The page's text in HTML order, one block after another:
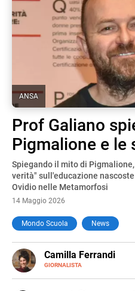
ANSA
Prof Galiano
Pigmalione e le
Spiegando il mito di
verità" sull'educazione
Ovidio nelle Metamorfosi
14 Maggio 2026
Mondo Scuola News
Camilla Ferrandi
GIORNALISTA
E-
MAIL
LINKEDIN